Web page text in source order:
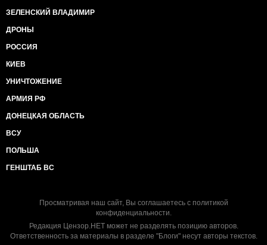
ЗЕЛЕНСКИЙ ВЛАДИМИР
ДРОНЫ
РОССИЯ
КИЕВ
УНИЧТОЖЕНИЕ
АРМИЯ РФ
ДОНЕЦКАЯ ОБЛАСТЬ
ВСУ
ПОЛЬША
ГЕНШТАБ ВС
Просматривая наш сайт, Вы соглашаетесь с политикой
конфиденциальности.
Редакция Цензор.НЕТ может не разделять позицию авторов.
Ответственность за материалы в разделе "Блоги" несут авторы текстов.